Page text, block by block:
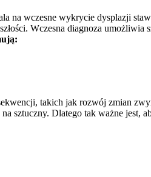
na wczesne wykrycie dysplazji
Wczesna diagnoza umożliwia
takich jak rozwój zmian
sztuczny. Dlatego tak ważne